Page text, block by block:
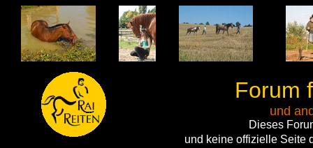
Forum
und
Dieses
und keine offizielle Seite